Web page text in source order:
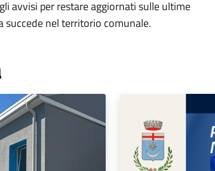
avvisi per restare aggiornati sulle ultime
succede nel territorio comunale.